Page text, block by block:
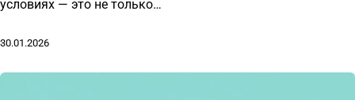
условиях — это не только…
30.01.2026